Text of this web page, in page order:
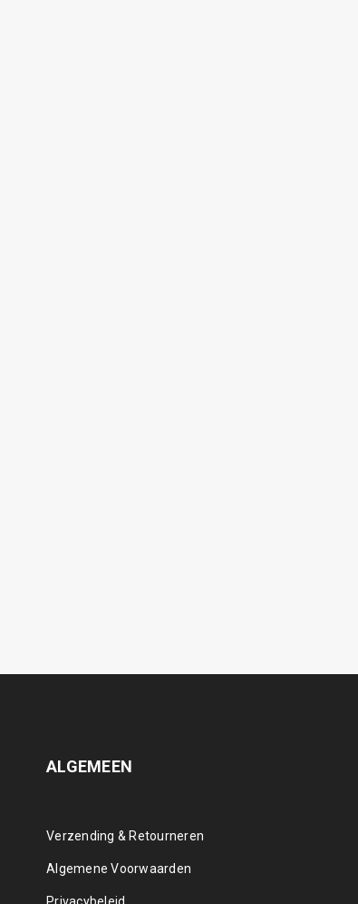
ALGEMEEN
Verzending & Retourneren
Algemene Voorwaarden